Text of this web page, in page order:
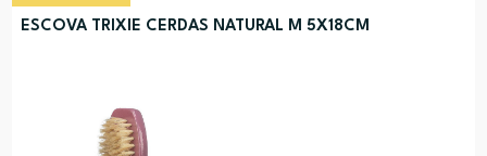
ESCOVA TRIXIE CERDAS NATURAL M 5X18CM